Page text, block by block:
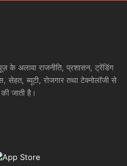
के अलावा राजनीति, प्रशासन, ट्रेंडिंग
ब्यूटी, रोजगार तथा टेक्नोलॉजी से
जाती है।